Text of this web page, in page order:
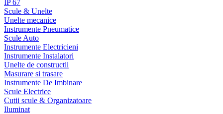
IP 67
Scule & Unelte
Unelte mecanice
Instrumente Pneumatice
Scule Auto
Instrumente Electricieni
Instrumente Instalatori
Unelte de constructii
Masurare si trasare
Instrumente De Imbinare
Scule Electrice
Cutii scule & Organizatoare
Iluminat